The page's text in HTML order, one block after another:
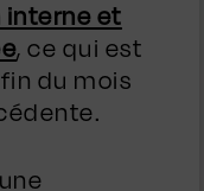
interne et
, ce qui est
du mois